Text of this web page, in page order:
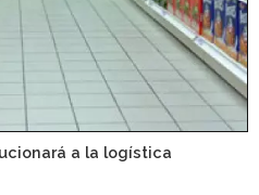
a la logística